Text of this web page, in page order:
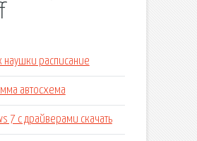
наушки расписание
автосхема
7 с драйверами скачать